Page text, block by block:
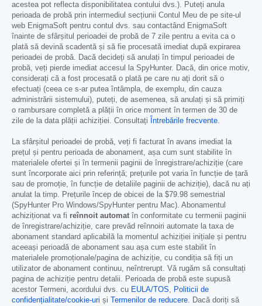
acestea pot reflecta disponibilitatea contului dvs.). Puteți anula
perioada de probă prin intermediul secțiunii Contul Meu de pe site-ul
web EnigmaSoft pentru contul dvs. sau contactând EnigmaSoft
înainte de sfârșitul perioadei de probă de 7 zile pentru a evita ca o
plată să devină scadentă și să fie procesată imediat după expirarea
perioadei de probă. Dacă decideți să anulați în timpul perioadei de
probă, veți pierde imediat accesul la SpyHunter. Dacă, din orice motiv,
considerați că a fost procesată o plată pe care nu ați dorit să o
efectuați (ceea ce s-ar putea întâmpla, de exemplu, din cauza
administrării sistemului), puteți, de asemenea, să anulați și să primiți
o rambursare completă a plății în orice moment în termen de 30 de
zile de la data plății achiziției. Consultați
Întrebările frecvente.
La sfârșitul perioadei de probă, veți fi facturat în avans imediat la
prețul și pentru perioada de abonament, așa cum sunt stabilite în
materialele ofertei și în termenii paginii de înregistrare/achiziție (care
sunt încorporate aici prin referință; prețurile pot varia în funcție de țară
sau de promoție, în funcție de detaliile paginii de achiziție), dacă nu ați
anulat la timp. Prețurile încep de obicei de la $79.98 semestrial
(SpyHunter Pro Windows/SpyHunter pentru Mac). Abonamentul
achiziționat va fi reînnoit automat în conformitate cu termenii paginii
de înregistrare/achiziție, care prevăd reînnoiri automate la taxa de
abonament standard aplicabilă la momentul achiziției inițiale și pentru
aceeași perioadă de abonament sau așa cum este stabilit în
materialele promoționale/pagina de achiziție, cu condiția să fiți un
utilizator de abonament continuu, neîntrerupt. Vă rugăm să consultați
pagina de achiziție pentru detalii. Perioada de probă este supusă
acestor Termeni, acordului dvs. cu EULA/TOS, Politicii de
confidențialitate/cookie-uri și Termenilor de reducere. Dacă doriți să